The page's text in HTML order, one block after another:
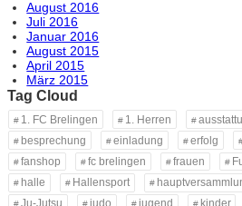
August 2016
Juli 2016
Januar 2016
August 2015
April 2015
März 2015
Tag Cloud
1. FC Brelingen 1. Herren
besprechung
einladung erfolg
fanshop
fc brelingen frauen
halle
Hallensport